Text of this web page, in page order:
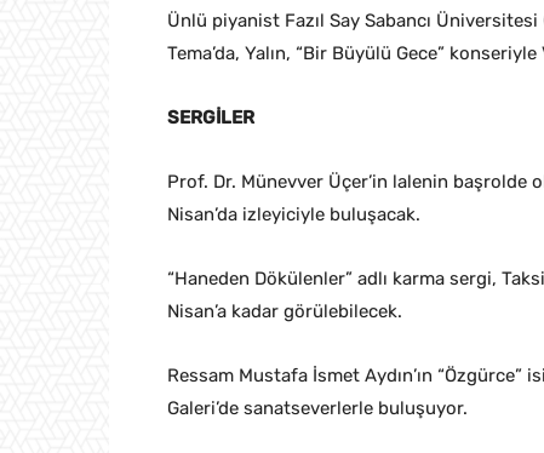
Ünlü piyanist Fazıl Say Sabancı
Tema’da, Yalın, “Bir Büyülü Gece”
SERGİLER
Prof. Dr. Münevver Üçer’in lalenin başrolde
Nisan’da izleyiciyle buluşacak.
“Haneden Dökülenler” adlı karma sergi,
Nisan’a kadar görülebilecek.
Ressam Mustafa İsmet Aydın’ın
Galeri’de sanatseverlerle buluşuyor.